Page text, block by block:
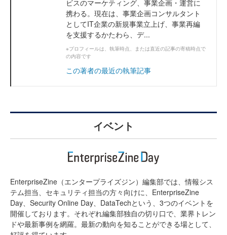
ビスのマーケティング、事業企画・運営に
携わる。現在は、事業企画コンサルタント
としてIT企業の新規事業立上げ、事業再編
を支援するかたわら、デ...
※プロフィールは、執筆時点、または直近の記事の寄稿時点で
の内容です
この著者の最近の執筆記事
イベント
EnterpriseZine（エンタープライズジン）編集部では、情報シス
テム担当、セキュリティ担当の方々向けに、EnterpriseZine
Day、Security Online Day、DataTechという、3つのイベントを
開催しております。それぞれ編集部独自の切り口で、業界トレン
ドや最新事例を網羅。最新の動向を知ることができる場として、